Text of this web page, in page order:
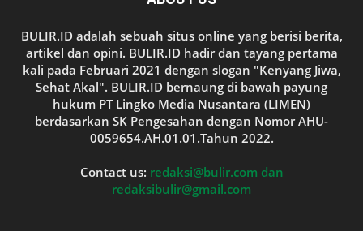
BULIR.ID adalah sebuah situs online yang berisi berita,
artikel dan opini. BULIR.ID hadir dan tayang pertama
kali pada Februari 2021 dengan slogan "Kenyang Jiwa,
Sehat Akal". BULIR.ID bernaung di bawah payung
hukum PT Lingko Media Nusantara (LIMEN)
berdasarkan SK Pengesahan dengan Nomor AHU-
0059654.AH.01.01.Tahun 2022.
Contact us: redaksi@bulir.com dan
redaksibulir@gmail.com